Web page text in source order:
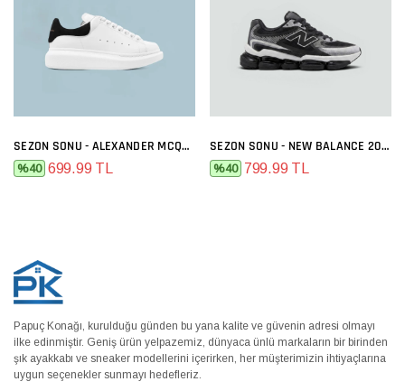
SEZON SONU - ALEXANDER MCQUEEN BEYAZ SIYAH
%40 699.99 TL
SEZON SONU - NEW BALANCE 2000 SIYAH BEYAZ
%40 799.99 TL
Papuç Konağı, kurulduğu günden bu yana kalite ve güvenin adresi olmayı
ilke edinmiştir. Geniş ürün yelpazemiz, dünyaca ünlü markaların bir birinden
şık ayakkabı ve sneaker modellerini içerirken, her müşterimizin ihtiyaçlarına
uygun seçenekler sunmayı hedefleriz.